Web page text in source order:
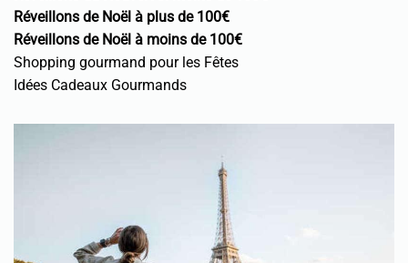
Réveillons de Noël à plus de 100€
Réveillons de Noël à moins de 100€
Shopping gourmand pour les Fêtes
Idées Cadeaux Gourmands